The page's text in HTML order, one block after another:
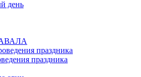
день
праздника
праздника